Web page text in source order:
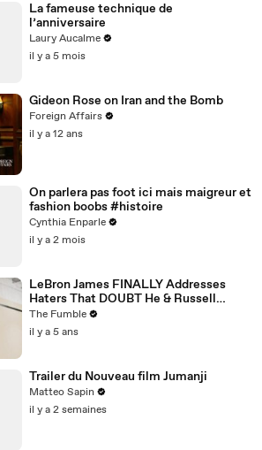
La fameuse technique de
l’anniversaire
Laury Aucalme
il y a 5 mois
Gideon Rose on Iran and the Bomb
Foreign Affairs
il y a 12 ans
On parlera pas foot ici mais maigreur et
fashion boobs #histoire
Cynthia Enparle
il y a 2 mois
LeBron James FINALLY Addresses
Haters That DOUBT He & Russell
Westbrook Can Win Together
The Fumble
il y a 5 ans
Trailer du Nouveau film Jumanji
Matteo Sapin
il y a 2 semaines